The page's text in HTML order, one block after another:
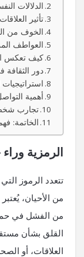
الدلالات
تأثير
الخوف من
العواطف
كيف تعكس
دور الثقافة
أهمية
تجارب
الخاتمة:
الرمزية
تتعدد الرموز
من الأحيان،
من الفشل في
القلق بشأن
العلاقات، أو